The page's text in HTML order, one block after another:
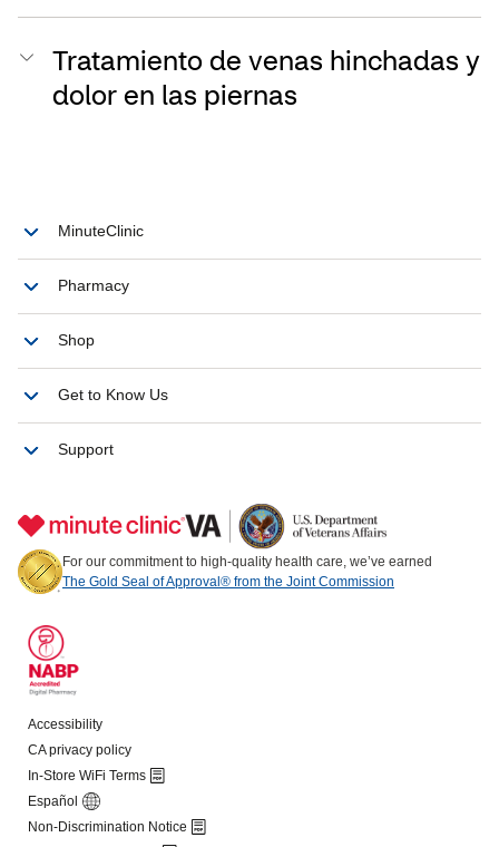
Tratamiento de venas hinchadas y
dolor en las piernas